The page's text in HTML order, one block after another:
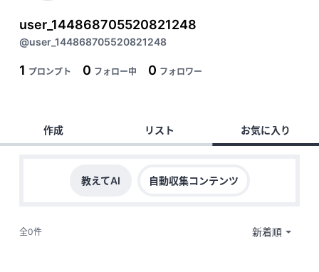
user_144868705520821248
@user_144868705520821248
1 プロンプト 0 フォロー中 0 フォロワー
作成 リスト お気に入り
教えてAI 自動収集コンテンツ
全0件